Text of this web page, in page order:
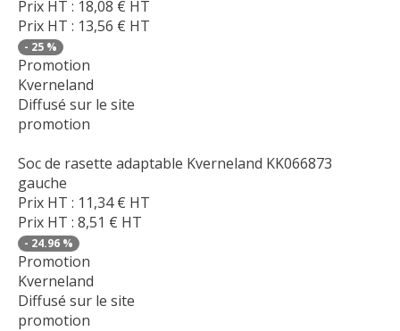
Prix HT : 18,08 € HT
Prix HT : 13,56 € HT
- 25 %
Promotion
Kverneland
Diffusé sur le site
promotion
Soc de rasette adaptable Kverneland KK066873
gauche
Prix HT : 11,34€ HT
Prix HT : 8,51 € HT
- 24.96 %
Promotion
Kverneland
Diffusé sur le site
promotion